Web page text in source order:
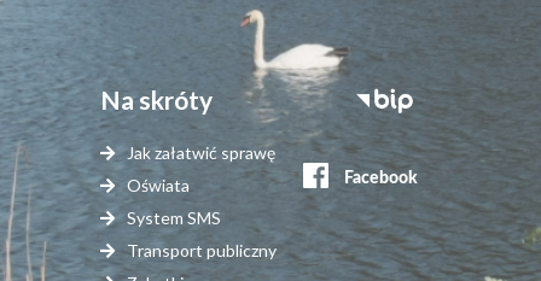
Na skróty
Jak załatwić sprawę
Oświata
System SMS
Transport publiczny
Stopka
serwisy
zewnętrzne